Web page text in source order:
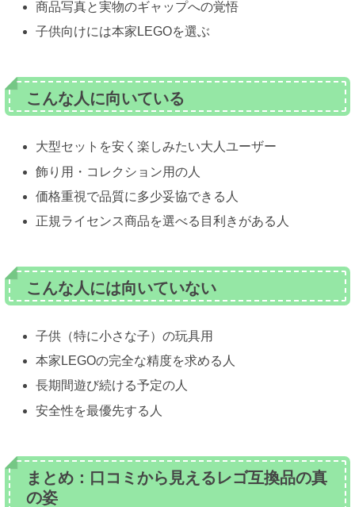
商品写真と実物のギャップへの覚悟
子供向けには本家LEGOを選ぶ
こんな人に向いている
大型セットを安く楽しみたい大人ユーザー
飾り用・コレクション用の人
価格重視で品質に多少妥協できる人
正規ライセンス商品を選べる目利きがある人
こんな人には向いていない
子供（特に小さな子）の玩具用
本家LEGOの完全な精度を求める人
長期間遊び続ける予定の人
安全性を最優先する人
まとめ：口コミから見えるレゴ互換品の真
の姿